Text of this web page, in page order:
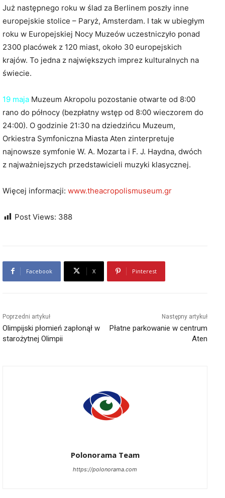
Już następnego roku w ślad za Berlinem poszły inne
europejskie stolice – Paryż, Amsterdam. I tak w ubiegłym
roku w Europejskiej Nocy Muzeów uczestniczyło ponad
2300 placówek z 120 miast, około 30 europejskich
krajów. To jedna z największych imprez kulturalnych na
świecie.
19 maja Muzeum Akropolu pozostanie otwarte od 8:00
rano do północy (bezpłatny wstęp od 8:00 wieczorem do
24:00). O godzinie 21:30 na dziedzińcu Muzeum,
Orkiestra Symfoniczna Miasta Aten zinterpretuje
najnowsze symfonie W. A. Mozarta i F. J. Haydna, dwóch
z najważniejszych przedstawicieli muzyki klasycznej.
Więcej informacji: www.theacropolismuseum.gr
Post Views: 388
Facebook X Pinterest
Poprzedni artykuł
Olimpijski płomień zapłonął w
starożytnej Olimpii
Następny artykuł
Płatne parkowanie w centrum
Aten
Polonorama Team
https://polonorama.com